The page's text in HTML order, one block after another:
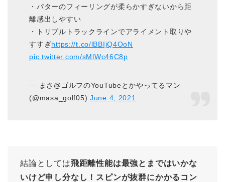
・パターのフィーリングが柔らかすぎないから距
離感出しやすい
・トリプルトラックラインでアライメント取りや
すすぎhttps://t.co/lBBIjQ4OoN
pic.twitter.com/sMlWc46C8p
— まさ@ゴルフのYouTubeとかやってるマン
(@masa_golf05) June 4, 2021
結論としては飛距離性能は最強とまではいかな
いけど申し分なし！スピンが抜群にかかるコン